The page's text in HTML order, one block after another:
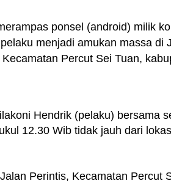
ponsel (android) milik
menjadi amukan massa di
Percut Sei Tuan,
Hendrik (pelaku) bersama
12.30 Wib tidak jauh dari
Perintis, Kecamatan Percut